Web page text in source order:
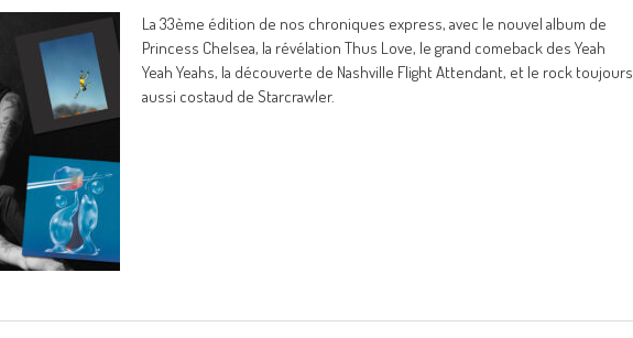
La 33ème édition de nos chroniques express, avec le nouvel album de
Princess Chelsea, la révélation Thus Love, le grand comeback des Yeah
Yeah Yeahs, la découverte de Nashville Flight Attendant, et le rock toujours
aussi costaud de Starcrawler.